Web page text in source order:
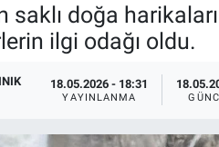
saklı doğa
ilgi odağı oldu.
18.05.2026 - 18:31
YAYINLANMA